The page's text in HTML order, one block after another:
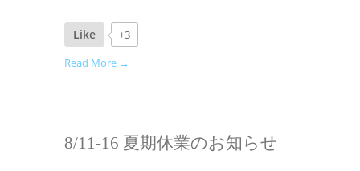
Like
+3
Read More →
8/11-16 夏期休業のお知らせ